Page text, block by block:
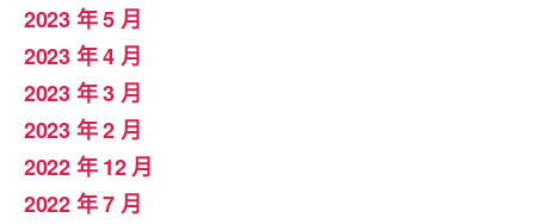
2023 年 5 月
2023 年 4 月
2023 年 3 月
2023 年 2 月
2022 年 12 月
2022 年 7 月